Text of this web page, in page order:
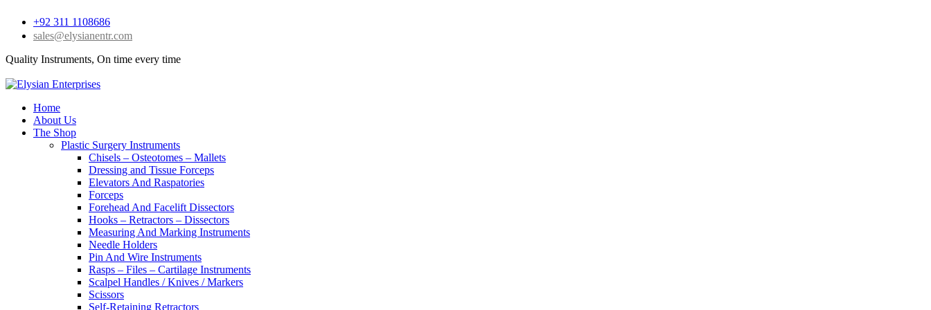
+92 311 1108686
sales@elysianentr.com
Quality Instruments, On time every time
Home
About Us
The Shop
Plastic Surgery Instruments
Chisels – Osteotomes – Mallets
Dressing and Tissue Forceps
Elevators And Raspatories
Forceps
Forehead And Facelift Dissectors
Hooks – Retractors – Dissectors
Measuring And Marking Instruments
Needle Holders
Pin And Wire Instruments
Rasps – Files – Cartilage Instruments
Scalpel Handles / Knives / Markers
Scissors
Self-Retaining Retractors